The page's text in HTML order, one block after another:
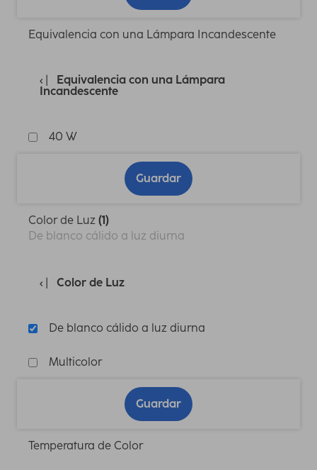
Equivalencia con una Lámpara Incandescente
Equivalencia con una Lámpara
Incandescente
40 W
Guardar
Color de Luz (1)
De blanco cálido a luz diurna
Color de Luz
De blanco cálido a luz diurna
Multicolor
Guardar
Temperatura de Color